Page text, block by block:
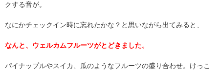
クする音が。
なにかチェックイン時に忘れたかな？と思いながら出てみると、
なんと、ウェルカムフルーツがとどきました。
パイナップルやスイカ、瓜のようなフルーツの盛り合わせ。けっこ